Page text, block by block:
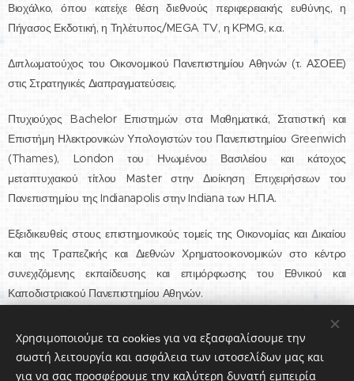
Βιοχάλκο, όπου κατείχε θέση διεθνούς περιφερειακής ευθύνης, η
Πήγασος Εκδοτική, η Τηλέτυπος/MEGA TV, η KPMG, κ.α.
Διπλωματούχος του Οικονομικού Πανεπιστημίου Αθηνών (τ. ΑΣΟΕΕ)
στις Στρατηγικές Διαπραγματεύσεις.
Πτυχιούχος Bachelor Επιστημών στα Μαθηματικά, Στατιστική και
Επιστήμη Ηλεκτρονικών Υπολογιστών του Πανεπιστημίου Greenwich
(Thames), London του Ηνωμένου Βασιλείου και κάτοχος
μεταπτυχιακού τίτλου Master στην Διοίκηση Επιχειρήσεων του
Πανεπιστημίου της Indianapolis στην Indiana των Η.Π.Α.
Εξειδικευθείς στους επιστημονικούς τομείς της Οικονομίας και Δικαίου
και της Τραπεζικής και Διεθνών Χρηματοοικονομικών στο κέντρο
συνεχιζόμενης εκπαίδευσης και επιμόρφωσης του Εθνικού και
Καποδιστριακού Πανεπιστημίου Αθηνών.
Χρησιμοποιούμε τα cookies για να εξασφαλίσουμε την
σωστή λειτουργία και ασφάλεια των ιστοσελίδων μας και
για να σας προσφέρουμε την καλύτερη δυνατή εμπειρία